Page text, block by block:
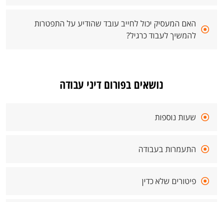
האם המעסיק יכול לחייב עובד שהודיע על התפטרות
להמשיך לעבוד כרגיל?
נושאים בפורום דיני עבודה
שעות נוספות
התעמרות בעבודה
פיטורים שלא כדין